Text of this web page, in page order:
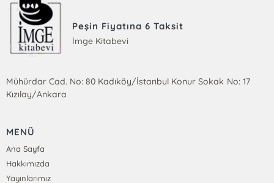
Peşin Fiyatına 6 Taksit
İmge Kitabevi
Mühürdar Cad. No: 80 Kadıköy/İstanbul Konur Sokak No: 17
Kızılay/Ankara
MENÜ
Ana Sayfa
Hakkımızda
Yayınlarımız